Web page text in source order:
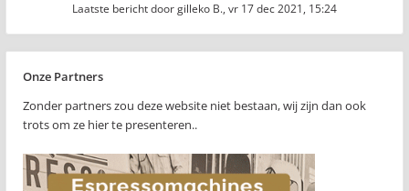
Laatste bericht doorgilleko B., vr 17 dec 2021, 15:24
Onze Partners
Zonder partners zou deze website niet bestaan, wij zijn dan ook
trots om ze hier te presenteren..